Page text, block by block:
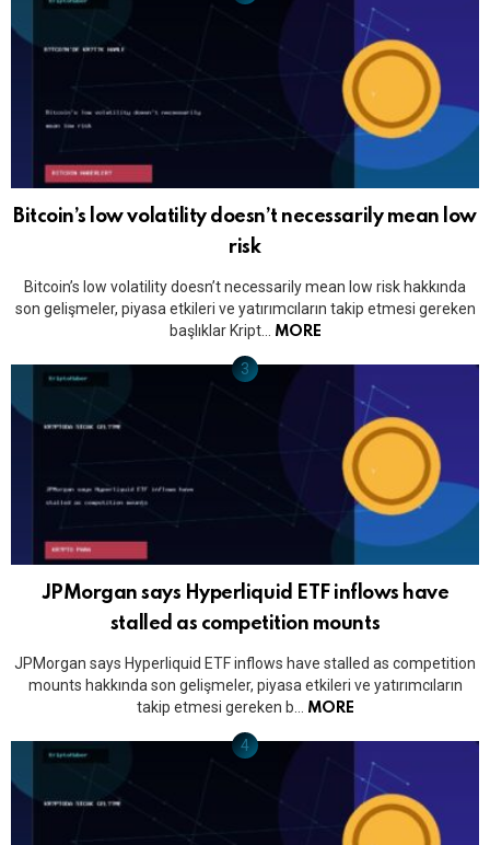
Bitcoin’s low volatility doesn’t necessarily mean low
risk
Bitcoin’s low volatility doesn’t necessarily mean low risk hakkında
son gelişmeler, piyasa etkileri ve yatırımcıların takip etmesi gereken
başlıklar Kript…
MORE
JPMorgan says Hyperliquid ETF inflows have
stalled as competition mounts
JPMorgan says Hyperliquid ETF inflows have stalled as competition
mounts hakkında son gelişmeler, piyasa etkileri ve yatırımcıların
takip etmesi gereken b… MORE